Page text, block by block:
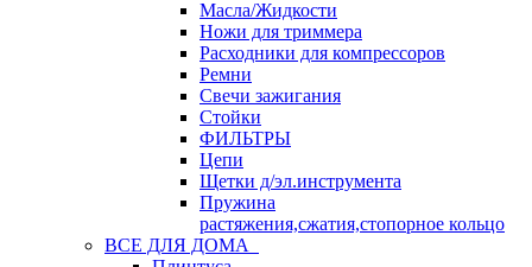
Масла/Жидкости
Ножи для триммера
Расходники для компрессоров
Ремни
Свечи зажигания
Стойки
ФИЛЬТРЫ
Цепи
Щетки д/эл.инструмента
Пружина
растяжения,сжатия,стопорное кольцо
ВСЕ ДЛЯ ДОМА